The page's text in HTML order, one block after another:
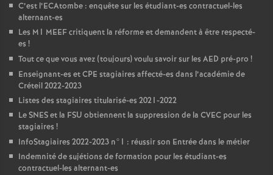
C’est l’ECAtombe : enquête sur les étudiant-es contractuel-les
alternant-es
Les M1 MEEFcritiquent la réforme et demandent à être respecté-
es !
Tout ce que vous avez (toujours) voulu savoir sur les AED pré-pro !
Enseignant-es etCPE stagiaires affecté-es dans l’académie de
Créteil 2022-2023
Listes des stagiaires titularisé-es 2021-2022
LeSNESet la FSU obtiennent la suppression de la CVEC pour les
stagiaires !
InfoStagiaires 2022-2023 n°1 : réussir son Entrée dans le métier
Indemnité de sujétions de formation pour les étudiant-es
contractuel-les alternant-es